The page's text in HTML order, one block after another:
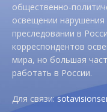
общественно-
освещении
преследовании в
корреспондентов
мира, но большая
работать в России.
Для связи: